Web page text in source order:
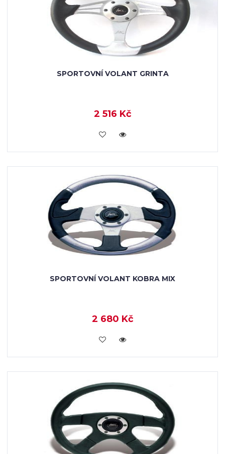
SPORTOVNÍ VOLANT GRINTA
2 516 Kč
KOUPIT
SPORTOVNÍ VOLANT KOBRA MIX
2 680 Kč
KOUPIT